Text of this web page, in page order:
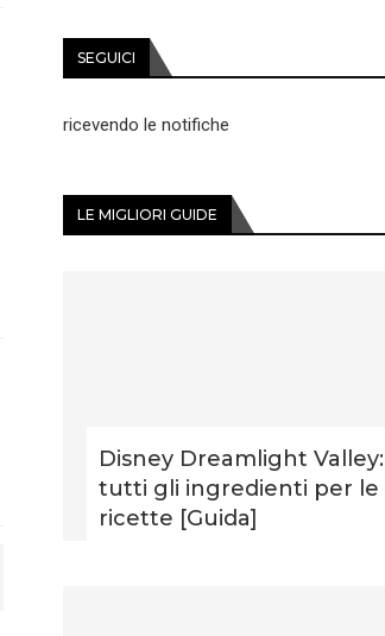
SEGUICI
ricevendo le notifiche
LE MIGLIORI GUIDE
Disney Dreamlight Valley:
tutti gli ingredienti per le
ricette [Guida]